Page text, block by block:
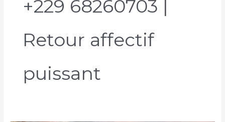
+229 68260703 |
Retour affectif
puissant